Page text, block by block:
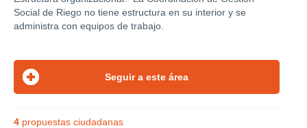
Social de Riego no tiene estructura en su interior y se
administra con equipos de trabajo.
4 propuestas ciudadanas